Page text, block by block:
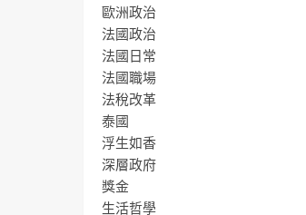
歐洲政治
法國政治
法國日常
法國職場
法稅改革
泰國
浮生如香
深層政府
獎金
生活哲學